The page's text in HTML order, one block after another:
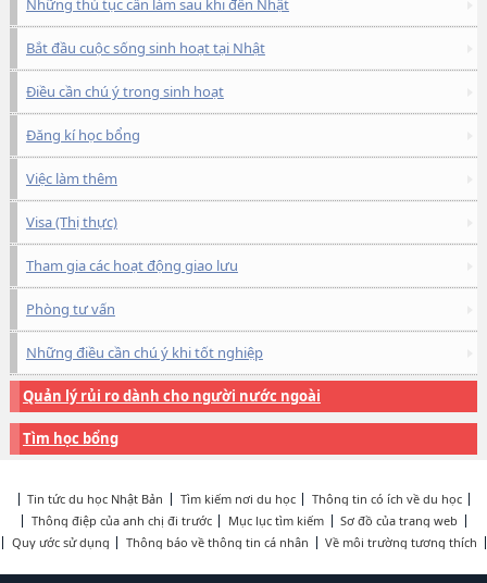
Những thủ tục cần làm sau khi đến Nhật
Bắt đầu cuộc sống sinh hoạt tại Nhật
Điều cần chú ý trong sinh hoạt
Đăng kí học bổng
Việc làm thêm
Visa (Thị thực)
Tham gia các hoạt động giao lưu
Phòng tư vấn
Những điều cần chú ý khi tốt nghiệp
Quản lý rủi ro dành cho người nước ngoài
Tìm học bổng
Tin tức du học Nhật Bản Tìm kiếm nơi du học
Thông tin có ích về du học
Thông điệp của anh chị đi trước
Mục lục tìm kiếm
Sơ đồ của trang web
Quy ước sử dụng
Thông báo về thông tin cá nhân Về môi trường tương thích